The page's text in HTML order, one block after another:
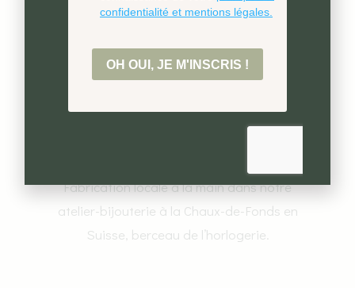
à-pas
Fabrication locale à la main dans notre
atelier-bijouterie à la Chaux-de-Fonds en
Suisse, berceau de l’horlogerie.